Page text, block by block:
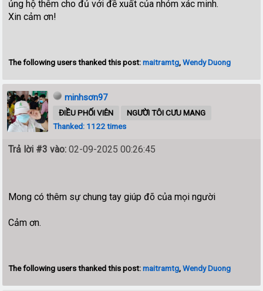
ủng hộ thêm cho đủ với đề xuất của nhóm xác minh.
Xin cảm ơn!
The following users thanked this post:maitramtg,Wendy Duong
minhsơn97
ĐIỀU PHỐI VIÊN
NGƯỜI TÔI CƯU MANG
Thanked: 1122 times
Trả lời #3 vào: 02-09-2025 00:26:45
Mong có thêm sự chung tay giúp đõ của mọi người
Cảm ơn.
The following users thanked this post:maitramtg,Wendy Duong